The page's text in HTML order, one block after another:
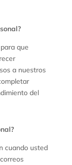
que
a nuestros
del
cuando usted